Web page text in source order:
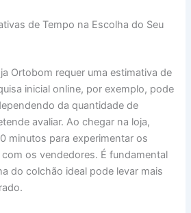
de Tempo na Escolha do Seu
Ortobom requer uma estimativa de
inicial online, por exemplo, pode
da quantidade de
avaliar. Ao chegar na loja,
minutos para experimentar os
os vendedores. É fundamental
do colchão ideal pode levar mais